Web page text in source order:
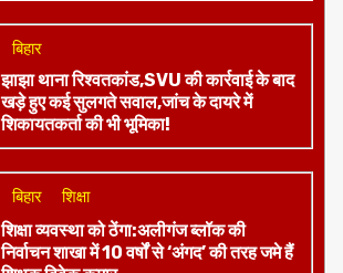
झाझा थाना रिश्वतकांड,SVU की कार्रवाई के बाद
खड़े हुए कई सुलगते सवाल,जांच के दायरे में
शिकायतकर्ता की भी भूमिका!
शिक्षा व्यवस्था को ठेंगा:अलीगंज ब्लॉक की
निर्वाचन शाखा में 10 वर्षों से ‘अंगद’ की तरह जमे हैं
शिक्षक विवेक कुमार